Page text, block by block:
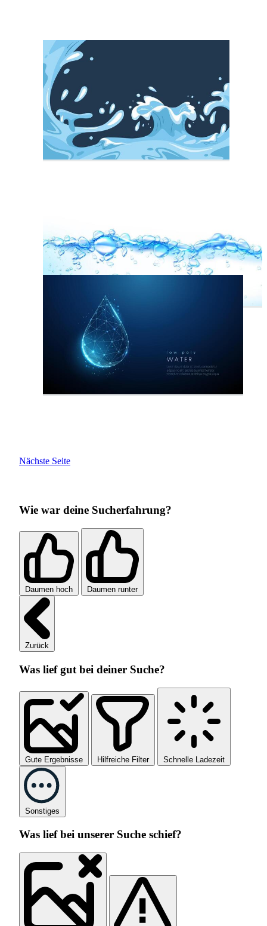
Nächste Seite
Wie war deine Sucherfahrung?
Daumen hoch Daumen runter
Zurück
Was lief gut bei deiner Suche?
Gute Ergebnisse Hilfreiche Filter Schnelle Ladezeit
Sonstiges
Was lief bei unserer Suche schief?